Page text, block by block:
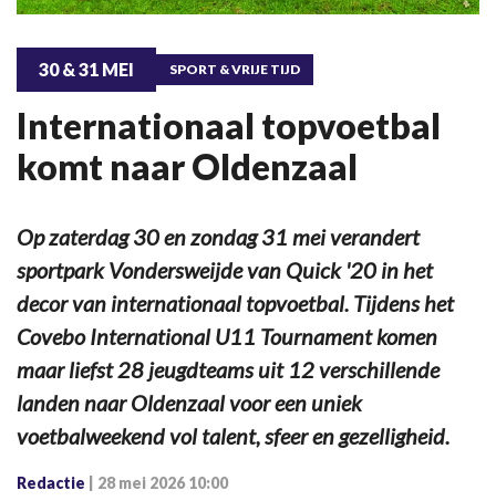
30 & 31 MEI SPORT & VRIJE TIJD
Internationaal topvoetbal
komt naar Oldenzaal
Op zaterdag 30 en zondag 31 mei verandert
sportpark Vondersweijde van Quick '20 in het
decor van internationaal topvoetbal. Tijdens het
Covebo International U11 Tournament komen
maar liefst 28 jeugdteams uit 12 verschillende
landen naar Oldenzaal voor een uniek
voetbalweekend vol talent, sfeer en gezelligheid.
Redactie 28 mei 2026 10:00